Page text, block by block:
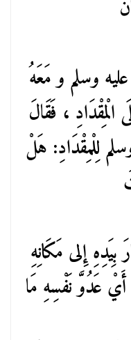
وسلم و مَعَهُ
الْمِقْدَادِ ، فَقَالَ
لِلْمِقْدَادِ: هَلْ
إِلى مَكَانِهِ
عَدُوَّ نَفْسِهِ مَا